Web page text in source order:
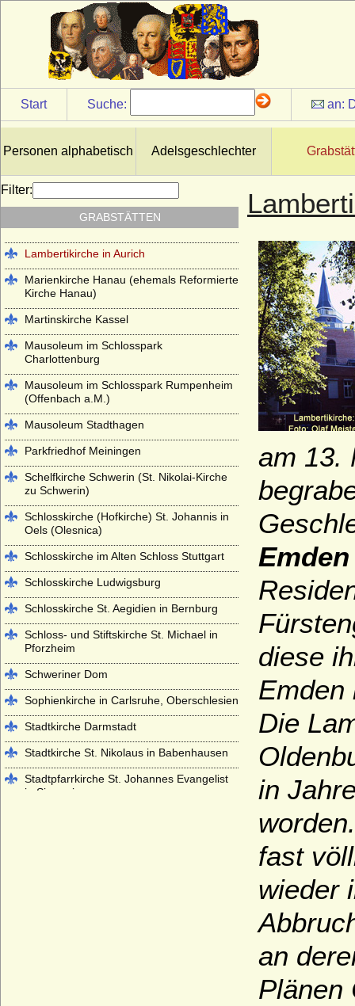
Start Suche: an:
Personen alphabetisch Adelsgeschlechter
am 13.
Emden
diese
Die
in
fast
wieder
an
Plänen
Filter:
GRABSTÄTTEN
Hohenzollerngruft im Berliner Dom
Johanneskirche Hanau (ehemals
Lutherische Kirche Hanau)
Kapuzinergruft Wien
Kloster Altzella bei Nossen
Kloster Chorin
Klosterkirche Heilsbronn (Münster
Heilsbronn)
Kloster Lehnin
Lambertikirche in Aurich
Marienkirche Hanau (ehemals Reformierte
Kirche Hanau)
Martinskirche Kassel
Mausoleum im Schlosspark
Charlottenburg
Mausoleum im Schlosspark Rumpenheim
(Offenbach a.M.)
Mausoleum Stadthagen
Parkfriedhof Meiningen
Schelfkirche Schwerin (St. Nikolai-Kirche
zu Schwerin)
Schlosskirche (Hofkirche) St. Johannis in
Oels (Olesnica)
Schlosskirche im Alten Schloss Stuttgart
Schlosskirche Ludwigsburg
Schlosskirche St. Aegidien in Bernburg
Schloss- und Stiftskirche St. Michael in
Pforzheim
Schweriner Dom
Sophienkirche in Carlsruhe, Oberschlesien
Stadtkirche Darmstadt
Stadtkirche St. Nikolaus in Babenhausen
Stadtpfarrkirche St. Johannes Evangelist
in Sigmaringen